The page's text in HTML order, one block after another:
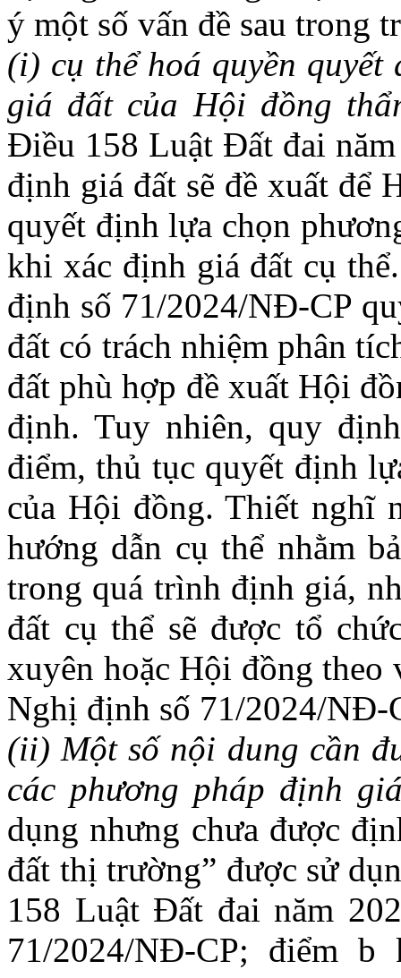
ý một số vấn đề sau trong
(i) cụ thể hoá quyền
giá đất của Hội đồng
Điều 158 Luật Đất đai
định giá đất sẽ đề xuất để
quyết định lựa chọn
khi xác định giá đất cụ
định số 71/2024/NĐ-CP
đất có trách nhiệm phân
đất phù hợp đề xuất Hội
định. Tuy nhiên, quy
điểm, thủ tục quyết định
của Hội đồng. Thiết nghĩ
hướng dẫn cụ thể nhằm
trong quá trình định giá,
đất cụ thể sẽ được tổ
xuyên hoặc Hội đồng
Nghị định số 71/2024/NĐ-
(ii) Một số nội dung cần
các phương pháp định
dụng nhưng chưa được
đất thị trường” được sử
158 Luật Đất đai năm
71/2024/NĐ-CP; điểm